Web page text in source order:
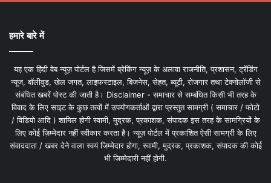
हमारे बारे में
यह एक हिंदी वेब न्यूज़ पोर्टल है जिसमें ब्रेकिंग न्यूज़ के अलावा राजनीति, प्रशासन, ट्रेंडिंग
न्यूज, बॉलीवुड, खेल जगत, लाइफस्टाइल, बिजनेस, सेहत, ब्यूटी, रोजगार तथा टेक्नोलॉजी से
संबंधित खबरें पोस्ट की जाती है। Disclaimer - समाचार से सम्बंधित किसी भी तरह के
विवाद के लिए साइट के कुछ तत्वों में उपयोगकर्ताओं द्वारा प्रस्तुत सामग्री ( समाचार / फोटो
/ विडियो आदि ) शामिल होगी स्वामी, मुद्रक, प्रकाशक, संपादक इस तरह के सामग्रियों के
लिए कोई ज़िम्मेदार नहीं स्वीकार करता है। न्यूज़ पोर्टल में प्रकाशित ऐसी सामग्री के लिए
संवाददाता / खबर देने वाला स्वयं जिम्मेदार होगा, स्वामी, मुद्रक, प्रकाशक, संपादक की कोई
भी जिम्मेदारी नहीं होगी.